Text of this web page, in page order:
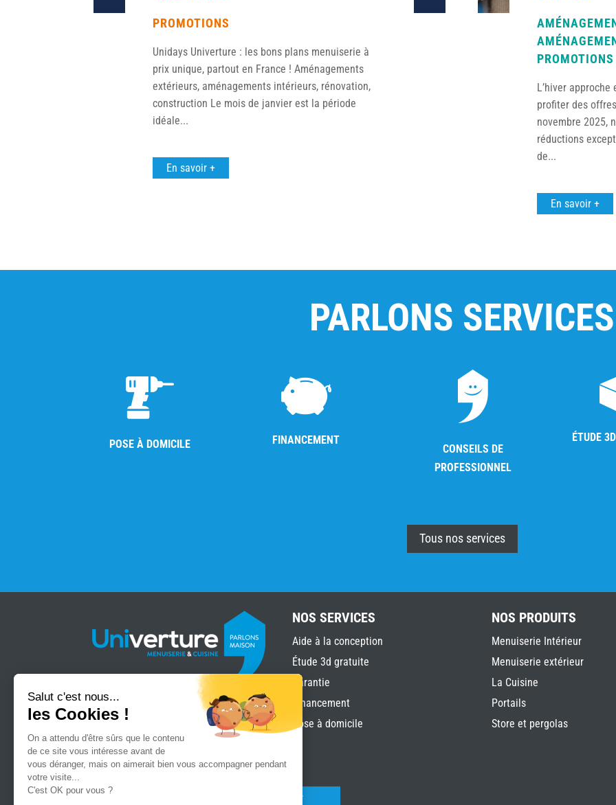
PROMOTIONS
Unidays Univerture : les bons plans menuiserie à
prix unique, partout en France ! Aménagements
extérieurs, aménagements intérieurs, rénovation,
construction Le mois de janvier est la période
idéale...
En savoir +
PROMOTIONS
L’hiver
profiter des
novembre 2025,
réductions
de...
En savoir +
PARLONS SERVICES
POSE À DOMICILE FINANCEMENT
CONSEILS DE
PROFESSIONNEL
ÉTUDE
Tous nos services
NOS SERVICES
Aide à la conception
Étude 3d gratuite
Garantie
Financement
Pose à domicile
NOS PRODUITS
Menuiserie Intérieur
Menuiserie extérieur
La Cuisine
Portails
Store et pergolas
«*» indique les champs nécessaires
Abonnez-
Salut c'est nous...
les Cookies !
On a attendu d'être sûrs que le contenu
de ce site vous intéresse avant de
vous déranger, mais on aimerait bien vous accompagner pendant
votre visite...
C'est OK pour vous ?